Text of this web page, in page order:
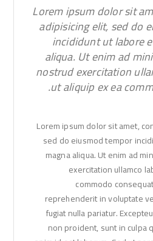
Lorem ipsum dolor sit
adipisicing elit, sed do
incididunt ut labore
aliqua. Ut enim ad
nostrud exercitation
ut aliquip ex ea
Lorem ipsum dolor sit amet,
sed do eiusmod tempor
magna aliqua. Ut enim ad
exercitation ullamco
commodo
reprehenderit in voluptate
fugiat nulla pariatur.
non proident, sunt in culpa